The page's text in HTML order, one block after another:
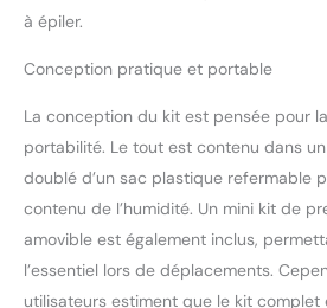
perdus.
place.
portable :
contenu
est assez
s'adapter
espaces.
armoire,
à épiler.
Conception pratique et portable
La conception du kit est pensée pour
portabilité. Le tout est contenu dans
doublé d’un sac plastique refermable
contenu de l’humidité. Un mini kit de
amovible est également inclus,
l’essentiel lors de déplacements.
utilisateurs estiment que le kit complet